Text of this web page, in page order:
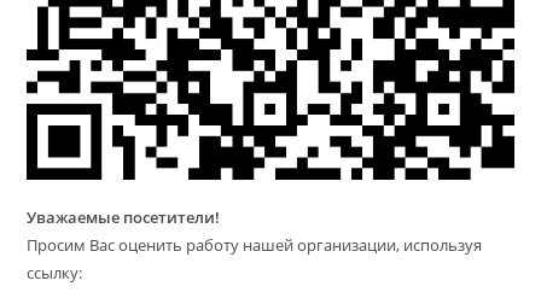
Уважаемые посетители!
Просим Вас оценить работу нашей организации, используя
ссылку: